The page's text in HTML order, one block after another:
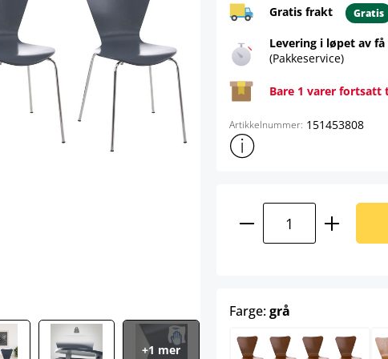
+1 mer
Gratis frakt Gratis
Levering i løpet av
(Pakkeservice)
Bare 1 varer fortsatt
Artikkelnummer: 151453808
Vis mer produktinformasjon
Farge:grå